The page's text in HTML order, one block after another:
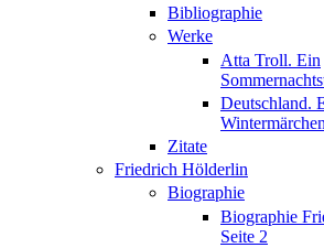
Bibliographie
Werke
Atta Troll. Ein
Deutschland.
Wintermärchen
Zitate
Friedrich Hölderlin
Biographie
Biographie
Seite 2